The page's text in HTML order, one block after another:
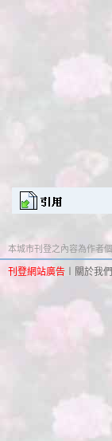
本城市刊登之內容為作者
刊登網站廣告 關於我們